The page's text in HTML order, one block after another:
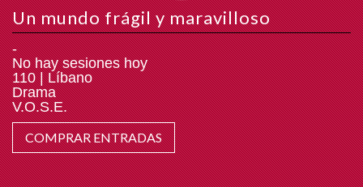
Un mundo frágil y maravilloso
-
No hay sesiones hoy
110 | Líbano
Drama
V.O.S.E.
COMPRAR ENTRADAS